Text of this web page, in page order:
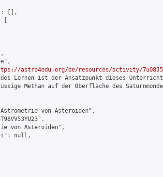
[],
astro4edu.org/de/resources/activity/
Lernen ist der Ansatzpunkt dieses
Methan auf der Oberfläche des
von Asteroiden",
von Asteroiden",
null,